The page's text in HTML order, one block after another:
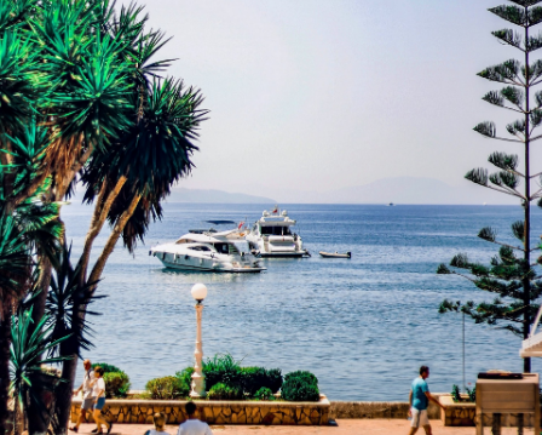
pełni
funkcjonował
zgodnie z
zamierzeniem.
W szczególności
to ciasteczka
sieci
afiliacyjnych, z
którymi